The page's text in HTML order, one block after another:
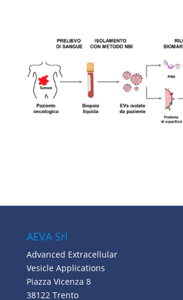
AEVA Srl
Advanced Extracellular
Vesicle Applications
Piazza Vicenza 8
38122 Trento